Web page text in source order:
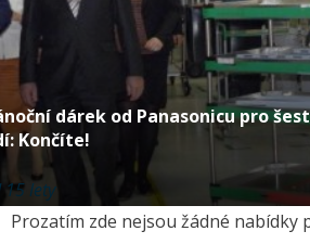
dárek od Panasonicu pro
Končíte!
15 lety
Prozatím zde nejsou žádné nabídky